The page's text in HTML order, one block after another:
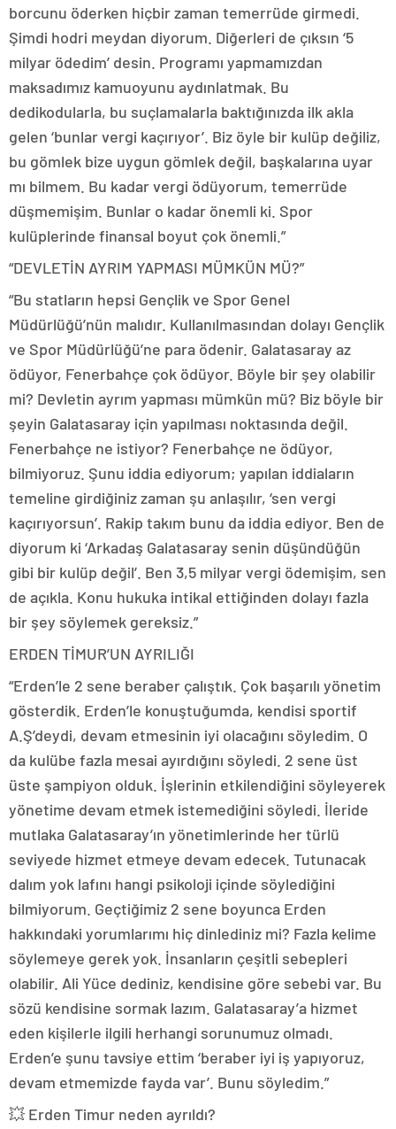
borcunu öderken hiçbir zaman temerrüde girmedi.
Şimdi hodri meydan diyorum. Diğerleri de çıksın ‘5
milyar ödedim’ desin. Programı yapmamızdan
maksadımız kamuoyunu aydınlatmak. Bu
dedikodularla, bu suçlamalarla baktığınızda ilk akla
gelen ‘bunlar vergi kaçırıyor’. Biz öyle bir kulüp değiliz,
bu gömlek bize uygun gömlek değil, başkalarına uyar
mı bilmem. Bu kadar vergi ödüyorum, temerrüde
düşmemişim. Bunlar o kadar önemli ki. Spor
kulüplerinde finansal boyut çok önemli.”
“DEVLETİN AYRIM YAPMASI MÜMKÜN MÜ?”
“Bu statların hepsi Gençlik ve Spor Genel
Müdürlüğü’nün malıdır. Kullanılmasından dolayı Gençlik
ve Spor Müdürlüğü’ne para ödenir. Galatasaray az
ödüyor, Fenerbahçe çok ödüyor. Böyle bir şey olabilir
mi? Devletin ayrım yapması mümkün mü? Biz böyle bir
şeyin Galatasaray için yapılması noktasında değil.
Fenerbahçe ne istiyor? Fenerbahçe ne ödüyor,
bilmiyoruz. Şunu iddia ediyorum; yapılan iddiaların
temeline girdiğiniz zaman şu anlaşılır, ‘sen vergi
kaçırıyorsun’. Rakip takım bunu da iddia ediyor. Ben de
diyorum ki ‘Arkadaş Galatasaray senin düşündüğün
gibi bir kulüp değil’. Ben 3,5 milyar vergi ödemişim, sen
de açıkla. Konu hukuka intikal ettiğinden dolayı fazla
bir şey söylemek gereksiz.”
ERDEN TİMUR’UN AYRILIĞI
“Erden’le 2 sene beraber çalıştık. Çok başarılı yönetim
gösterdik. Erden’le konuştuğumda, kendisi sportif
A.Ş’deydi, devam etmesinin iyi olacağını söyledim. O
da kulübe fazla mesai ayırdığını söyledi. 2 sene üst
üste şampiyon olduk. İşlerinin etkilendiğini söyleyerek
yönetime devam etmek istemediğini söyledi. İleride
mutlaka Galatasaray’ın yönetimlerinde her türlü
seviyede hizmet etmeye devam edecek. Tutunacak
dalım yok lafını hangi psikoloji içinde söylediğini
bilmiyorum. Geçtiğimiz 2 sene boyunca Erden
hakkındaki yorumlarımı hiç dinlediniz mi? Fazla kelime
söylemeye gerek yok. İnsanların çeşitli sebepleri
olabilir. Ali Yüce dediniz, kendisine göre sebebi var. Bu
sözü kendisine sormak lazım. Galatasaray’a hizmet
eden kişilerle ilgili herhangi sorunumuz olmadı.
Erden’e şunu tavsiye ettim ‘beraber iyi iş yapıyoruz,
devam etmemizde fayda var’. Bunu söyledim.”
💥 Erden Timur neden ayrıldı?